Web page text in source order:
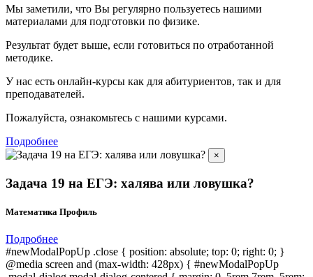
Мы заметили, что Вы регулярно пользуетесь нашими
материалами для подготовки по физике.
Результат будет выше, если готовиться по отработанной
методике.
У нас есть онлайн-курсы как для абитуриентов, так и для
преподавателей.
Пожалуйста, ознакомьтесь с нашими курсами.
Подробнее
×
Задача 19 на ЕГЭ: халява или ловушка?
Математика Профиль
Подробнее
#newModalPopUp .close { position: absolute; top: 0; right: 0; }
@media screen and (max-width: 428px) { #newModalPopUp